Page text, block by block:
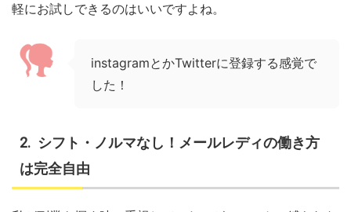
軽にお試しできるのはいいですよね。
instagramとかTwitterに登録する感覚で
した！
シフト・ノルマなし！メールレディの働き方
は完全自由